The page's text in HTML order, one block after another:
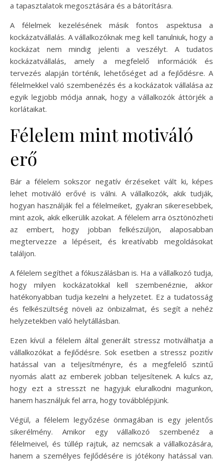
a tapasztalatok megosztására és a bátorításra.
A félelmek kezelésének másik fontos aspektusa a
kockázatvállalás. A vállalkozóknak meg kell tanulniuk, hogy a
kockázat nem mindig jelenti a veszélyt. A tudatos
kockázatvállalás, amely a megfelelő információk és
tervezés alapján történik, lehetőséget ad a fejlődésre. A
félelmekkel való szembenézés és a kockázatok vállalása az
egyik legjobb módja annak, hogy a vállalkozók áttörjék a
korlátaikat.
Félelem mint motiváló
erő
Bár a félelem sokszor negatív érzéseket vált ki, képes
lehet motiváló erővé is válni. A vállalkozók, akik tudják,
hogyan használják fel a félelmeiket, gyakran sikeresebbek,
mint azok, akik elkerülik azokat. A félelem arra ösztönözheti
az embert, hogy jobban felkészüljön, alaposabban
megtervezze a lépéseit, és kreatívabb megoldásokat
találjon.
A félelem segíthet a fókuszálásban is. Ha a vállalkozó tudja,
hogy milyen kockázatokkal kell szembenéznie, akkor
hatékonyabban tudja kezelni a helyzetet. Ez a tudatosság
és felkészültség növeli az önbizalmat, és segít a nehéz
helyzetekben való helytállásban.
Ezen kívül a félelem által generált stressz motiválhatja a
vállalkozókat a fejlődésre. Sok esetben a stressz pozitív
hatással van a teljesítményre, és a megfelelő szintű
nyomás alatt az emberek jobban teljesítenek. A kulcs az,
hogy ezt a stresszt ne hagyjuk eluralkodni magunkon,
hanem használjuk fel arra, hogy továbblépjünk.
Végül, a félelem legyőzése önmagában is egy jelentős
sikerélmény. Amikor egy vállalkozó szembenéz a
félelmeivel, és túllép rajtuk, az nemcsak a vállalkozására,
hanem a személyes fejlődésére is jótékony hatással van.